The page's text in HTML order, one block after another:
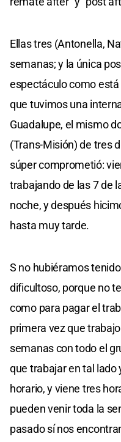
Ellas tres (Antonella,
semanas; y la única
espectáculo como
que tuvimos una
Guadalupe, el mismo
(Trans-Misión) de tres
súper comprometió:
trabajando de las 7 de
noche, y después
hasta muy tarde.
S no hubiéramos
dificultoso, porque no
como para pagar el
primera vez que
semanas con todo el
que trabajar en tal
horario, y viene tres
pueden venir toda la
pasado sí nos